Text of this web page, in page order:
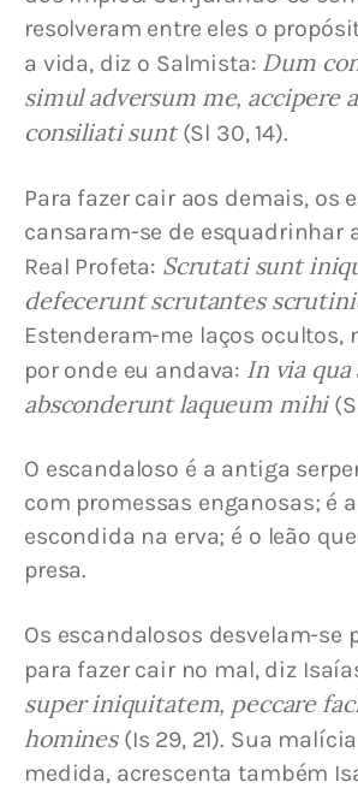
resolveram entre eles o
a vida, diz o Salmista: Dum
simul adversum me, accipere
consiliati sunt (Sl 30, 14).
Para fazer cair aos demais, os
cansaram-se de esquadrinhar
Real Profeta: Scrutati sunt
defecerunt scrutantes
Estenderam-me laços ocultos,
por onde eu andava: In via qua
absconderunt laqueum mihi
O escandaloso é a antiga
com promessas enganosas; é
escondida na erva; é o leão
presa.
Os escandalosos desvelam-se
para fazer cair no mal, diz
super iniquitatem, peccare
homines (Is 29, 21). Sua
medida, acrescenta também